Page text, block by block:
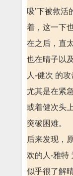
吸’下被救
着，这一下
在之后，直
也在晴子以
人-健次 的
尤其是在紧
或着健次头
突破困难。
后来发现，
欢的人-雅特
似乎很了解